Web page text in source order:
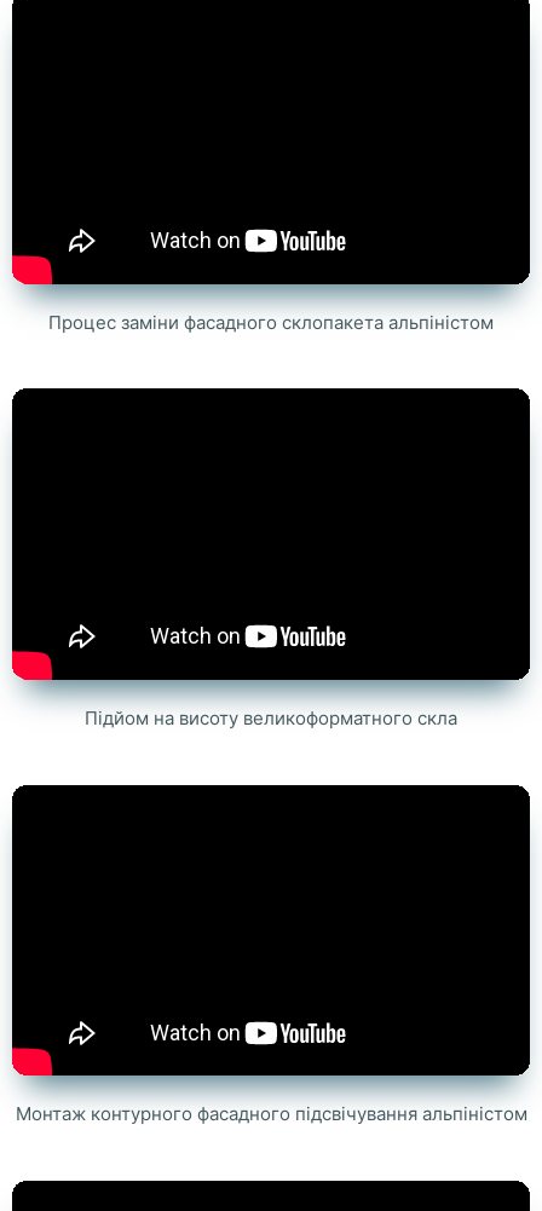
Процес заміни фасадного склопакета альпіністом
Підйом на висоту великоформатного скла
Монтаж контурного фасадного підсвічування альпіністом